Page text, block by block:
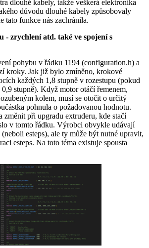
dlouhé kabely, takže veškerá elektronika
důvodu dlouhé kabely způsobovaly
tato funkce nás zachránila.
- zrychlení atd. také ve spojení s
pohybu v řádku 1194 (configuration.h) a
kroky. Jak již bylo zmíněno, krokové
každých 1,8 stupně v rozestupu (pokud
stupně). Když motor otáčí řemenem,
kolem, musí se otočit o určitý
pohnula o požadovanou hodnotu.
změnit při upgradu extruderu, kde stačí
v tomto řádku. Výrobci obvykle udávají
esteps), ale ty může být nutné upravit,
esteps. Na toto téma existuje spousta